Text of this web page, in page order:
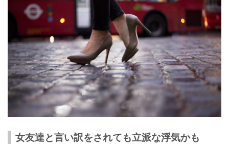
女友達と言い訳をされても立派な浮気かも